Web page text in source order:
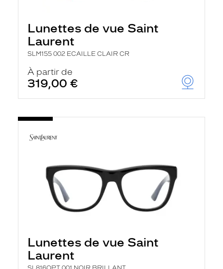
Lunettes de vue Saint
Laurent
SLM155 002 ECAILLE CLAIR CR
À partir de
319,00 €
Lunettes de vue Saint
Laurent